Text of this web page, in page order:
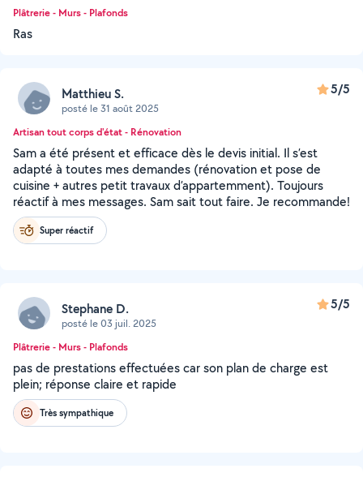
Plâtrerie - Murs - Plafonds
Ras
Matthieu S.
posté le 31 août 2025
5/5
Artisan tout corps d'état - Rénovation
Sam a été présent et efficace dès le devis initial. Il s’est
adapté à toutes mes demandes (rénovation et pose de
cuisine + autres petit travaux d’appartemment). Toujours
réactif à mes messages. Sam sait tout faire. Je recommande!
Super réactif
Stephane D.
posté le 03 juil. 2025
5/5
Plâtrerie - Murs - Plafonds
pas de prestations effectuées car son plan de charge est
plein; réponse claire et rapide
Très sympathique